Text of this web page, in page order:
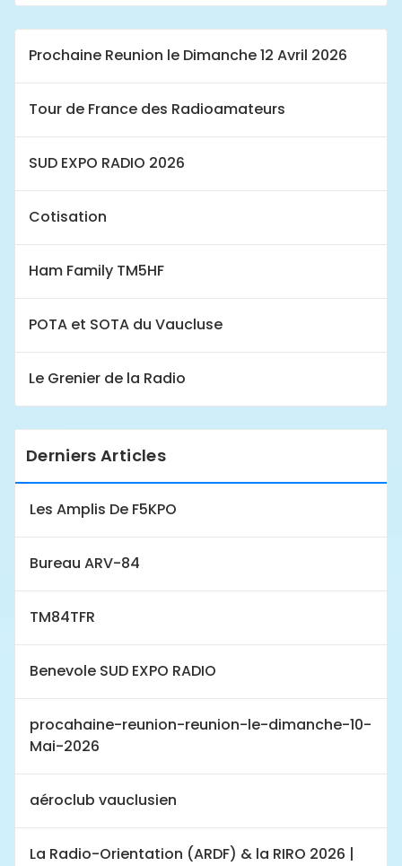
Prochaine Reunion le Dimanche 12 Avril 2026
Tour de France des Radioamateurs
SUD EXPO RADIO 2026
Cotisation
Ham Family TM5HF
POTA et SOTA du Vaucluse
Le Grenier de la Radio
Derniers Articles
Les Amplis De F5KPO
Bureau ARV-84
TM84TFR
Benevole SUD EXPO RADIO
procahaine-reunion-reunion-le-dimanche-10-
Mai-2026
aéroclub vauclusien
La Radio-Orientation (ARDF) & la RIRO 2026 |